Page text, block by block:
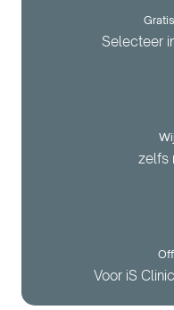
Selecteer
zelfs
Voor iS